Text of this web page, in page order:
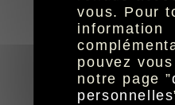
vous. Pour
information
pouvez
notre page ”
personnelles